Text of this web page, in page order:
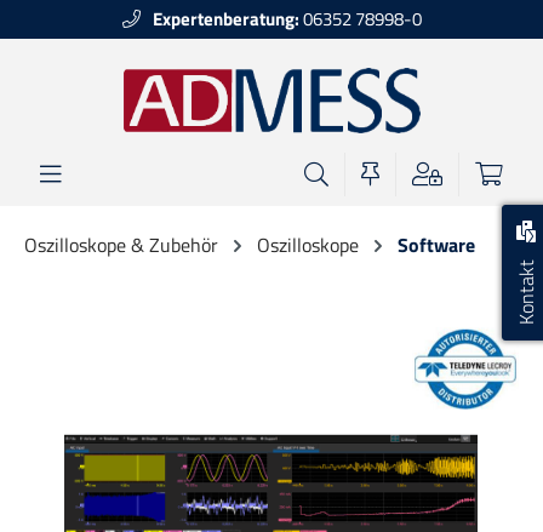
Kontakt
Expertenberatung:06352 78998-0
Oszilloskope & Zubehör Oszilloskope Software